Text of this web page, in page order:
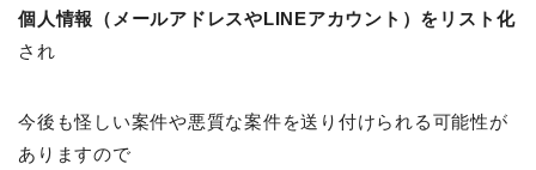
個人情報（メールアドレスやLINEアカウント）をリスト化
され
今後も怪しい案件や悪質な案件を送り付けられる可能性が
ありますので